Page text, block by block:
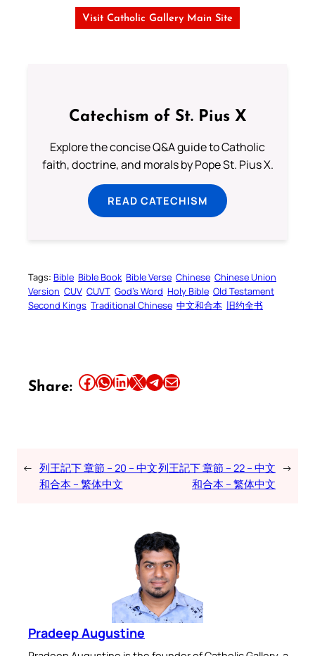
Visit Catholic Gallery Main Site
Catechism of St. Pius X
Explore the concise Q&A guide to Catholic
faith, doctrine, and morals by Pope St. Pius X.
READ CATECHISM
Tags: Bible Bible Book Bible Verse Chinese Chinese Union
Version CUV CUVT God’s Word Holy Bible Old Testament
Second Kings Traditional Chinese 中文和合本 旧约全书
Share: Share this article on Facebook Share this article on WhatsApp Share this article on LinkedIn Share this article on X Share this article on TelegramEmail this Article
← 列王記下 章節 – 20 – 中文
和合本 – 繁体中文
列王記下 章節 – 22 – 中文
和合本 – 繁体中文
→
Pradeep Augustine